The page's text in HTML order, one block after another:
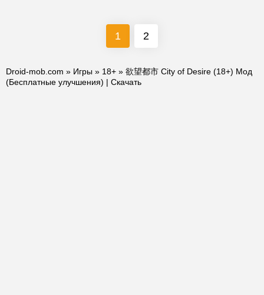
1 2
Droid-mob.com » Игры » 18+ » 欲望都市 City of Desire (18+) Мод
(Бесплатные улучшения) | Скачать